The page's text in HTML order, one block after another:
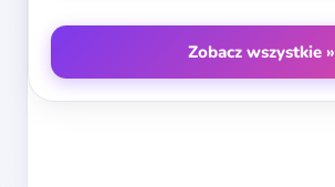
Zobacz wszystkie »